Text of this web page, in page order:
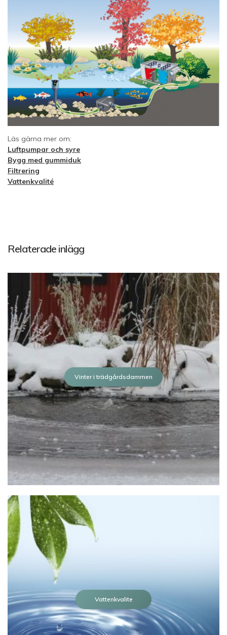
Läs gärna mer om:
Luftpumpar och syre
Bygg med gummiduk
Filtrering
Vattenkvalité
Relaterade inlägg
Vinter i trädgårdsdammen
Vattenkvalite